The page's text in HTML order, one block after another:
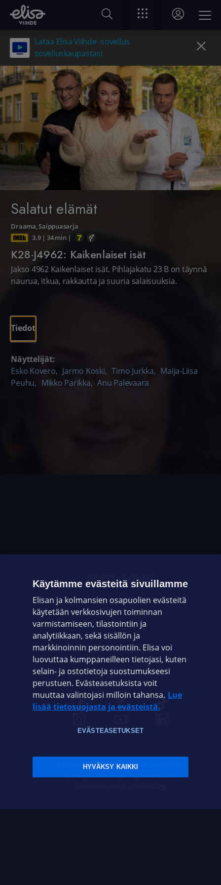
Lataa Elisa Viihde -sovellus
sovelluskaupastasi
Salatut elämät
Draama,Saippuasarja
3.9| 34 min|
K28·J4962: Kaikenlaiset isät
Jakso 4962 Kaikenlaiset isät. Pihlajakatu 23 B on täynnä
naurua, itkua, rakkautta ja suuria salaisuuksia.
Tiedot
Näyttelijät:
Esko Kovero, Jarmo Koski, Timo Jurkka, Maija-Liisa
Peuhu, Mikko Parikka, Anu Palevaara
OHJEET JA VINKIT
OMAYHTEISÖ
VIANSELVITYS
ASIAKASPALVELU
ELISA.FI
Sopimusehdot Tietosuoja Evästeasetukset
Sääntelyviranomaiset Saavutettavuus
Käytämme evästeitä sivuillamme
Elisan ja kolmansien osapuolien evästeitä
käytetään verkkosivujen toiminnan
varmistamiseen, tilastointiin ja
analytiikkaan, sekä sisällön ja
markkinoinnin personointiin. Elisa voi
luovuttaa kumppaneilleen tietojasi, kuten
selain- ja ostotietoja suostumukseesi
perustuen. Evästeasetuksista voit
muuttaa valintojasi milloin tahansa. Lue
lisää tietosuojasta ja evästeistä.
EVÄSTEASETUKSET
HYVÄKSY KAIKKI